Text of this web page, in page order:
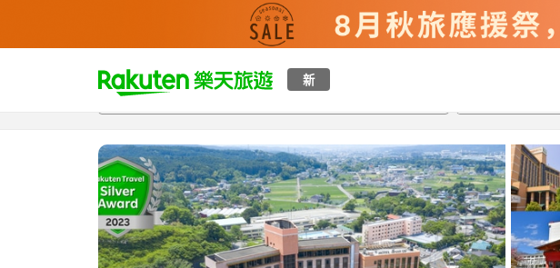
新
t
p
a
g
e
_
e
a
總覽客房與方案評語設施